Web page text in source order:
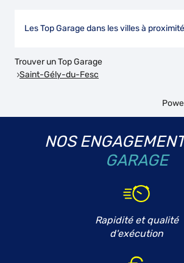
Les Top Garage dans les villes à proximité
Trouver un Top Garage
Saint-Gély-du-Fesc
NOS
GARAGE
Rapidité et qualité
d'exécution